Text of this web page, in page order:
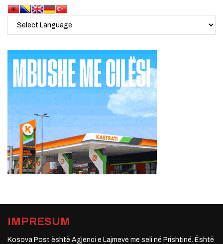
IMPRESUM
Kosova Post është Agjenci e Lajmeve me seli në Prishtinë. Është